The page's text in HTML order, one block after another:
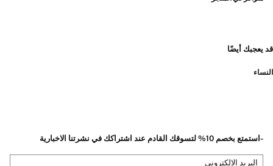
قد يعجبك أيضًا
النساء
-استمتع بخصم 10% لتسوقك القادم عند اشتراكك في نشرتنا الاخبارية
البريد الإلكتروني